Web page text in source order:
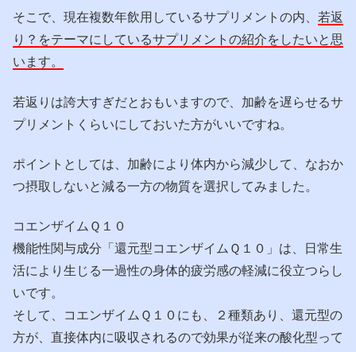
そこで、現在複数年飲用しているサプリメントの内、 若返
り？をテーマにしているサプリメントの紹介をしたいと思
います。
若返りは誇大すぎだとおもいますので、加齢を遅らせるサ
プリメントくらいにしておいた方がいいですね。
ポイントとしては、加齢により体内から減少して、なおか
つ摂取しないと減る一方の物質を選択してみました。
コエンザイムＱ１０
機能性関与成分「還元型コエンザイムＱ１０」は、日常生
活により生じる一過性の身体的疲労感の軽減に役立つらし
いです。
そして、コエンザイムＱ１０にも、２種類あり、還元型の
方が、直接体内に吸収されるので効果が従来の酸化型って